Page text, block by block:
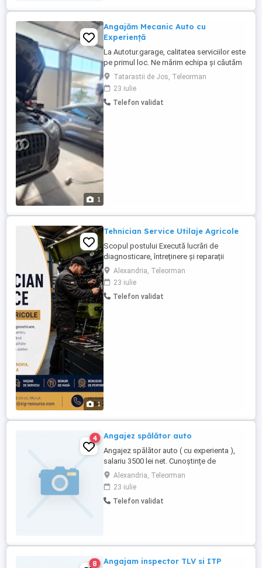
1
Angajăm Mecanic Auto cu
Experiență
La Autotur.garage, calitatea serviciilor este
pe primul loc. Ne mărim echipa și căutăm
mecanic auto cu experiență, pasionat,
serios și dornic să lucreze într-un atelier
modern și bine echipat. Ce căutăm la tine:
Experiență dovedită în mecanică auto.
Tatarastii de Jos, Teleorman
23 iulie
Telefon validat
1
Tehnician Service Utilaje Agricole
Scopul postului Execută lucrări de
diagnosticare, întreținere și reparații
pentru utilajele agricole, asigurând
intervenții rapide și de calitate la sediul
clientului sau în atelier. Responsabilități
Diagnosticarea defecțiunilor mecanice,
Alexandria, Teleorman
23 iulie
Telefon validat
4 Angajez spălător auto
Angajez spălător auto ( cu experienta ),
salariu 3500 lei net. Cunoștințe de
vulcanizare constituie avantaj, se mai
adaugă un bonus de 200 lei la salariu.
Alexandria, Teleorman
23 iulie
Telefon validat
8 Angajam inspector TLV si ITP